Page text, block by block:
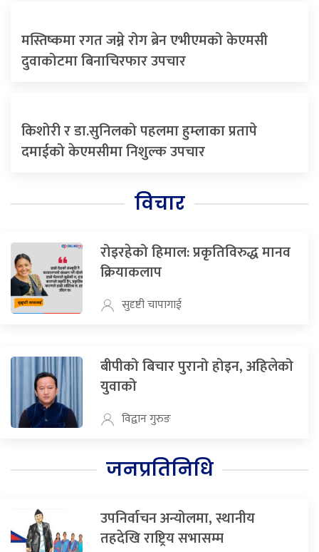
मस्तिष्कमा रगत जम्ने रोग ब्रेन एभीएमको केएमसी
दुवाकोटमा बिनाचिरफार उपचार
किशोरी र डा.सुनिलको पहलमा हुम्लाका प्रतापे
दमाईको केएमसीमा निशुल्क उपचार
विचार
रोइरहेको हिमाल: प्रकृतिविरुद्ध मानव
क्रियाकलाप
सुदृष्टी चापागाई
बीपीको बिचार पुरानो होइन, अहिलेको
युवाको
विद्वान गुरुङ
जनप्रतिनिधि
उपनिर्वाचन अन्योलमा, स्थानीय
तहदेखि राष्ट्रिय सभासम्म